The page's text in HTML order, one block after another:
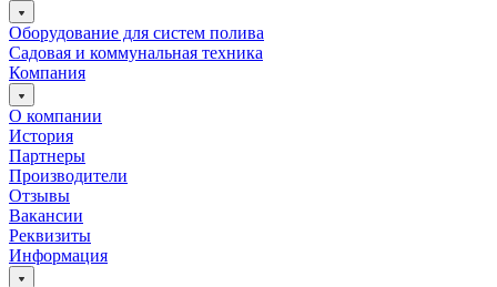
Оборудование для систем полива
Садовая и коммунальная техника
Компания
О компании
История
Партнеры
Производители
Отзывы
Вакансии
Реквизиты
Информация